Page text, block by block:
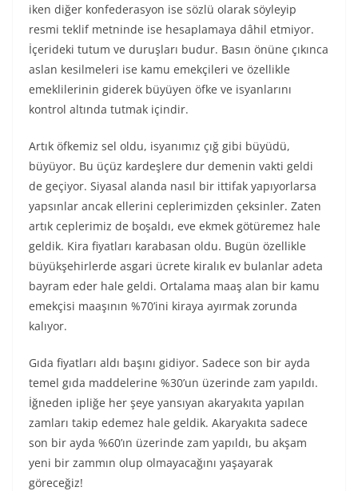
iken diğer konfederasyon ise sözlü olarak söyleyip
resmi teklif metninde ise hesaplamaya dâhil etmiyor.
İçerideki tutum ve duruşları budur. Basın önüne çıkınca
aslan kesilmeleri ise kamu emekçileri ve özellikle
emeklilerinin giderek büyüyen öfke ve isyanlarını
kontrol altında tutmak içindir.
Artık öfkemiz sel oldu, isyanımız çığ gibi büyüdü,
büyüyor. Bu üçüz kardeşlere dur demenin vakti geldi
de geçiyor. Siyasal alanda nasıl bir ittifak yapıyorlarsa
yapsınlar ancak ellerini ceplerimizden çeksinler. Zaten
artık ceplerimiz de boşaldı, eve ekmek götüremez hale
geldik. Kira fiyatları karabasan oldu. Bugün özellikle
büyükşehirlerde asgari ücrete kiralık ev bulanlar adeta
bayram eder hale geldi. Ortalama maaş alan bir kamu
emekçisi maaşının %70’ini kiraya ayırmak zorunda
kalıyor.
Gıda fiyatları aldı başını gidiyor. Sadece son bir ayda
temel gıda maddelerine %30’un üzerinde zam yapıldı.
İğneden ipliğe her şeye yansıyan akaryakıta yapılan
zamları takip edemez hale geldik. Akaryakıta sadece
son bir ayda %60’ın üzerinde zam yapıldı, bu akşam
yeni bir zammın olup olmayacağını yaşayarak
göreceğiz!